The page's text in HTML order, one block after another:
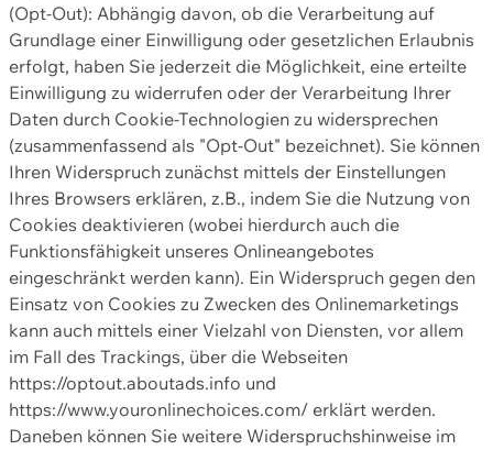
(Opt-Out): Abhängig davon, ob die Verarbeitung auf
Grundlage einer Einwilligung oder gesetzlichen Erlaubnis
erfolgt, haben Sie jederzeit die Möglichkeit, eine erteilte
Einwilligung zu widerrufen oder der Verarbeitung Ihrer
Daten durch Cookie-Technologien zu widersprechen
(zusammenfassend als "Opt-Out" bezeichnet). Sie können
Ihren Widerspruch zunächst mittels der Einstellungen
Ihres Browsers erklären, z.B., indem Sie die Nutzung von
Cookies deaktivieren (wobei hierdurch auch die
Funktionsfähigkeit unseres Onlineangebotes
eingeschränkt werden kann). Ein Widerspruch gegen den
Einsatz von Cookies zu Zwecken des Onlinemarketings
kann auch mittels einer Vielzahl von Diensten, vor allem
im Fall des Trackings, über die Webseiten
https://optout.aboutads.info und
https://www.youronlinechoices.com/ erklärt werden.
Daneben können Sie weitere Widerspruchshinweise im